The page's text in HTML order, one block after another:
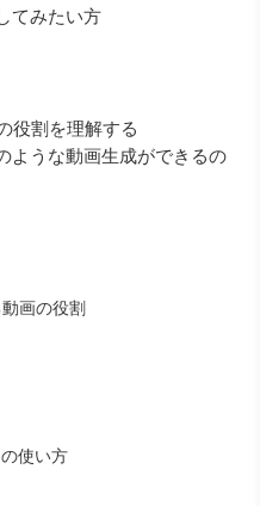
てみたい方
役割を理解する
ような動画生成ができるの
画の役割
使い方